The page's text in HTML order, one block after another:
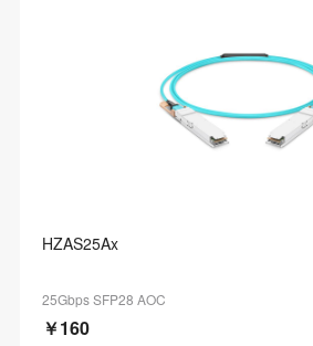
HZAS25Ax
25Gbps SFP28 AOC
￥160